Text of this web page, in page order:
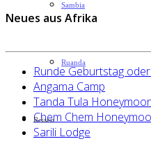
Sambia
Ruanda
Reisen
Neues aus Afrika
Runde Geburtstag
Angama Camp
Tanda Tula
Chem Chem
Sarili Lodge